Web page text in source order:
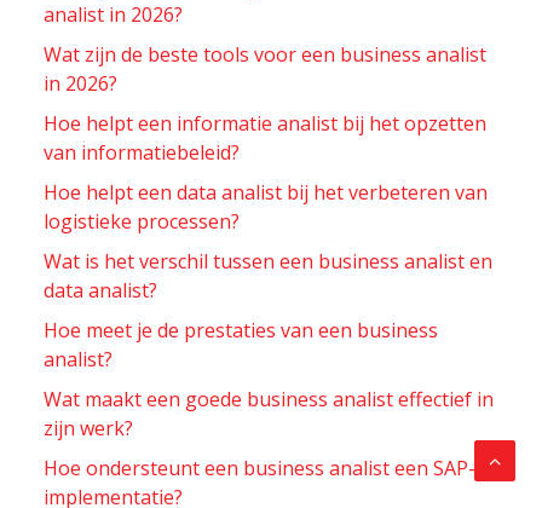
analist in 2026?
Wat zijn de beste tools voor een business analist
in 2026?
Hoe helpt een informatie analist bij het opzetten
van informatiebeleid?
Hoe helpt een data analist bij het verbeteren van
logistieke processen?
Wat is het verschil tussen een business analist en
data analist?
Hoe meet je de prestaties van een business
analist?
Wat maakt een goede business analist effectief in
zijn werk?
Hoe ondersteunt een business analist een SAP-
implementatie?